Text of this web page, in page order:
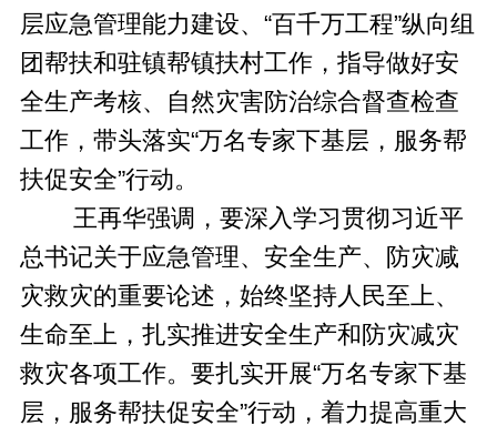
层应急管理能力建设、“百千万工程”纵向组
团帮扶和驻镇帮镇扶村工作，指导做好安
全生产考核、自然灾害防治综合督查检查
工作，带头落实“万名专家下基层，服务帮
扶促安全”行动。
王再华强调，要深入学习贯彻习近平
总书记关于应急管理、安全生产、防灾减
灾救灾的重要论述，始终坚持人民至上、
生命至上，扎实推进安全生产和防灾减灾
救灾各项工作。要扎实开展“万名专家下基
层，服务帮扶促安全”行动，着力提高重大